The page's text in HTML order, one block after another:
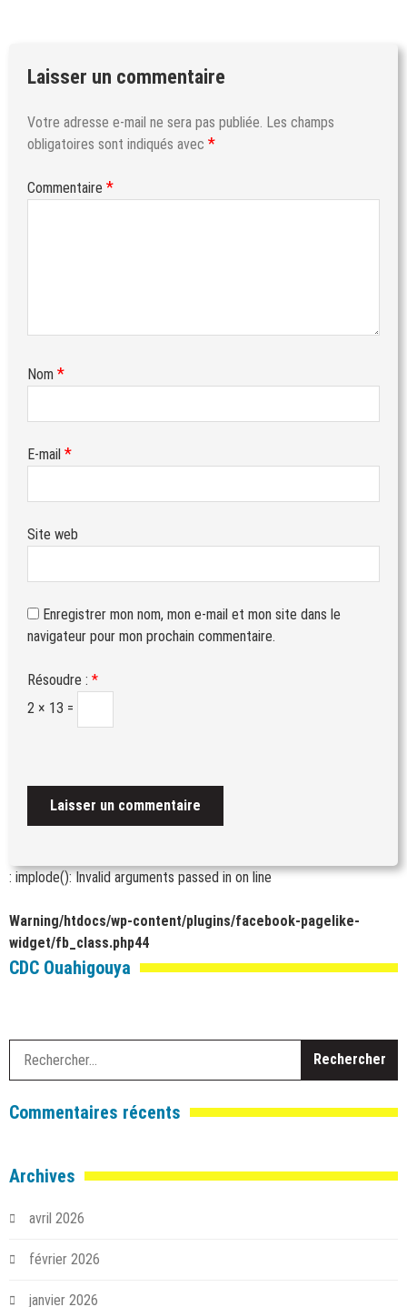
Laisser un commentaire
Votre adresse e-mail ne sera pas publiée. Les champs
obligatoires sont indiqués avec *
Commentaire *
Nom *
E-mail *
Site web
Enregistrer mon nom, mon e-mail et mon site dans le
navigateur pour mon prochain commentaire.
Résoudre : *
2 × 13 =
: implode(): Invalid arguments passed inon line
Warning/htdocs/wp-content/plugins/facebook-pagelike-
widget/fb_class.php44
CDC Ouahigouya
Commentaires récents
Archives
avril 2026
février 2026
janvier 2026